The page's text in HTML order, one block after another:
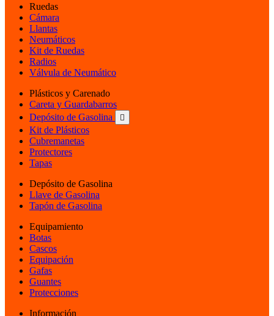
Ruedas
Cámara
Llantas
Neumáticos
Kit de Ruedas
Radios
Válvula de Neumático
Plásticos y Carenado
Careta y Guardabarros
Depósito de Gasolina

Kit de Plásticos
Cubremanetas
Protectores
Tapas
Depósito de Gasolina
Llave de Gasolina
Tapón de Gasolina
Equipamiento
Botas
Cascos
Equipación
Gafas
Guantes
Protecciones
Información